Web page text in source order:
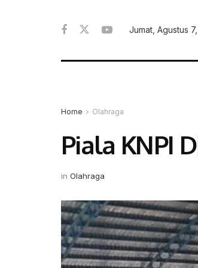
Jumat, Agustus
Home Olahraga
Piala KNPI
in Olahraga